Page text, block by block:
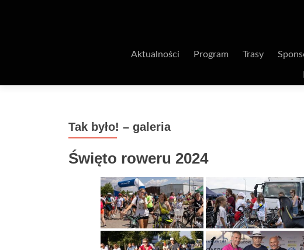
Aktualności Program Trasy
Tak było! – galeria
Święto roweru 2024